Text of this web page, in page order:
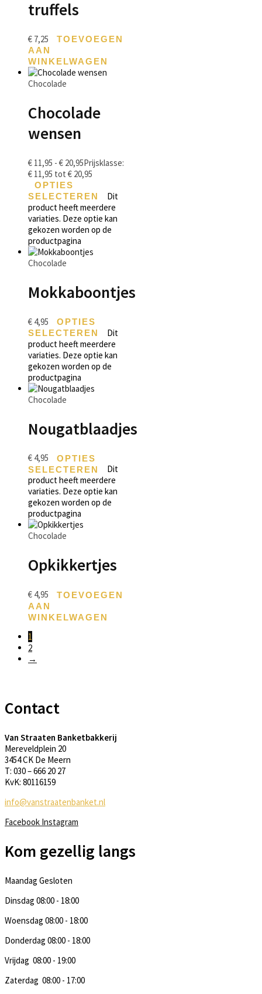
truffels
€ 7,25
TOEVOEGEN
AAN
WINKELWAGEN
Chocolade
Chocolade
wensen
€ 11,95 - € 20,95Prijsklasse:
€ 11,95 tot € 20,95
OPTIES
SELECTEREN
Dit
product heeft meerdere
variaties. Deze optie kan
gekozen worden op de
productpagina
Chocolade
Mokkaboontjes
€ 4,95
OPTIES
SELECTEREN
Dit
product heeft meerdere
variaties. Deze optie kan
gekozen worden op de
productpagina
Chocolade
Nougatblaadjes
€ 4,95
OPTIES
SELECTEREN
Dit
product heeft meerdere
variaties. Deze optie kan
gekozen worden op de
productpagina
Chocolade
Opkikkertjes
€ 4,95
TOEVOEGEN
AAN
WINKELWAGEN
1
2
→
Contact
Van Straaten Banketbakkerij
Mereveldplein 20
3454 CK De Meern
T: 030 – 666 20 27
KvK: 80116159
info@vanstraatenbanket.nl
Facebook Instagram
Kom gezellig langs
Maandag Gesloten
Dinsdag 08:00 - 18:00
Woensdag 08:00 - 18:00
Donderdag 08:00 - 18:00
Vrijdag 08:00 - 19:00
Zaterdag 08:00 - 17:00